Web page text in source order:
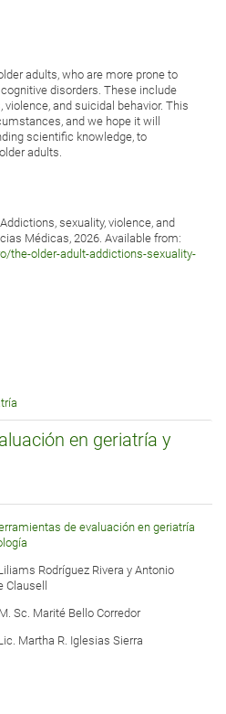
adults, who are more prone to
disorders. These include
and suicidal behavior. This
and we hope it will
scientific knowledge, to
adults.
sexuality, violence, and
Médicas, 2026. Available from:
the-older-adult-addictions-sexuality-
en geriatría y
de evaluación en geriatría
Rodríguez Rivera y Antonio
Clausell
Sc. Marité Bello Corredor
Martha R. Iglesias Sierra